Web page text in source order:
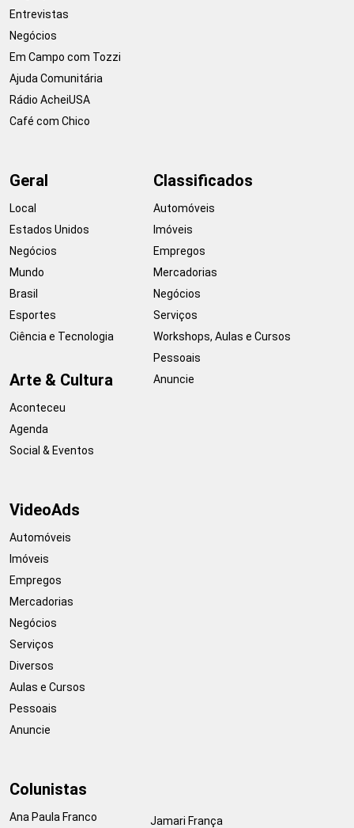
Entrevistas
Negócios
Em Campo com Tozzi
Ajuda Comunitária
Rádio AcheiUSA
Café com Chico
Geral
Local
Estados Unidos
Negócios
Mundo
Brasil
Esportes
Ciência e Tecnologia
Arte & Cultura
Aconteceu
Agenda
Social & Eventos
Classificados
Automóveis
Imóveis
Empregos
Mercadorias
Negócios
Serviços
Workshops, Aulas e Cursos
Pessoais
Anuncie
VideoAds
Automóveis
Imóveis
Empregos
Mercadorias
Negócios
Serviços
Diversos
Aulas e Cursos
Pessoais
Anuncie
Colunistas
Ana Paula Franco
Jamari França